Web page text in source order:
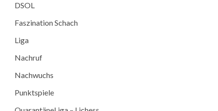
DSOL
Faszination Schach
Liga
Nachruf
Nachwuchs
Punktspiele